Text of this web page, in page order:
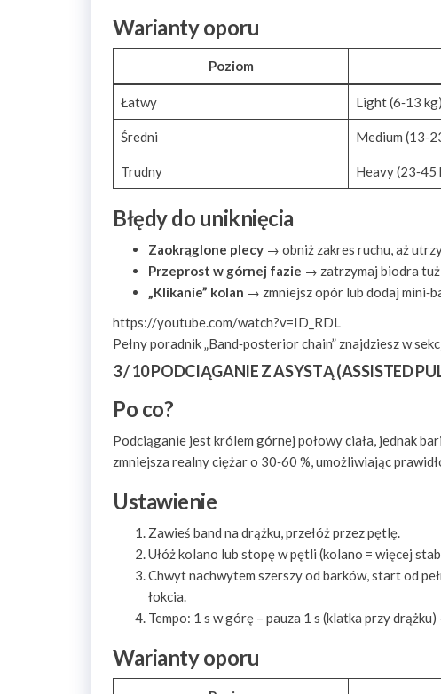
Warianty oporu
Poziom
Łatwy Light (6‑13 kg)
Średni Medium
Trudny Heavy (23‑45
Błędy do uniknięcia
Zaokrąglone plecy → obniż zakres ruchu, aż
Przeprost w górnej fazie → zatrzymaj biodra tuż
„Klikanie” kolan → zmniejsz opór lub dodaj
https://youtube.com/watch?v=ID_RDL
Pełny poradnik „Band‑posterior chain” znajdziesz w
3 / 10 PODCIĄGANIE Z ASYSTĄ (ASSISTED
Po co?
Podciąganie jest królem górnej połowy ciała, jednak
zmniejsza realny ciężar o 30‑60 %, umożliwiając
Ustawienie
Zawieś band na drążku, przełóż przez pętlę.
Ułóż kolano lub stopę w pętli (kolano = więcej
Chwyt nachwytem szerszy od barków, start od
łokcia.
Tempo: 1 s w górę – pauza 1 s (klatka przy drążku)
Warianty oporu